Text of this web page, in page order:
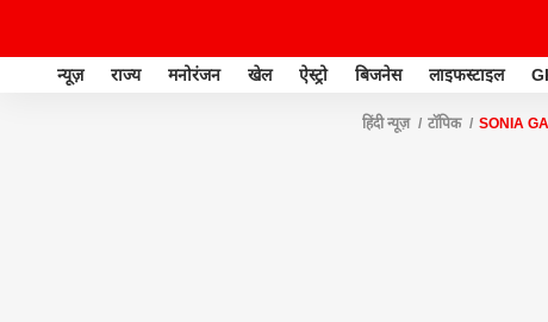
न्यूज़ राज्य मनोरंजन खेल ऐस्ट्रो बिजनेस लाइफस्टाइल
हिंदी न्यूज़ टॉपिक SONIA